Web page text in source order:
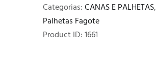
Categorias:CANAS E PALHETAS,
Palhetas Fagote
Product ID:1661